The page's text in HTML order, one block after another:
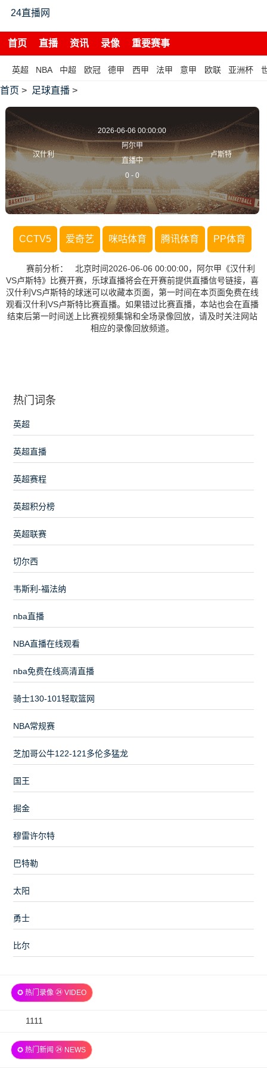
24直播网
首页 直播 资讯 录像 重要赛事
英超 NBA 中超 欧冠 德甲 西甲 法甲 意甲 欧联 亚洲杯
首页 > 足球直播 >
汉什利
2026-06-06 00:00:00
阿尔甲
直播中
0 - 0
卢斯特
CCTV5 爱奇艺 咪咕体育 腾讯体育 PP体育
赛前分析： 北京时间2026-06-06 00:00:00，阿尔甲《汉什利
VS卢斯特》比赛开赛，乐球直播将会在开赛前提供直播信号链接，喜
汉什利VS卢斯特的球迷可以收藏本页面，第一时间在本页面免费在线
观看汉什利VS卢斯特比赛直播。如果错过比赛直播，本站也会在直播
结束后第一时间送上比赛视频集锦和全场录像回放，请及时关注网站
相应的录像回放频道。
热门词条
英超
英超直播
英超赛程
英超积分榜
英超联赛
切尔西
韦斯利-福法纳
nba直播
NBA直播在线观看
nba免费在线高清直播
骑士130-101轻取篮网
NBA常规赛
芝加哥公牛122-121多伦多猛龙
国王
掘金
穆雷许尔特
巴特勒
太阳
勇士
比尔
✪ 热门录像 ㉔ VIDEO
2026-
06
1111
✪ 热门新闻 ㉔ NEWS